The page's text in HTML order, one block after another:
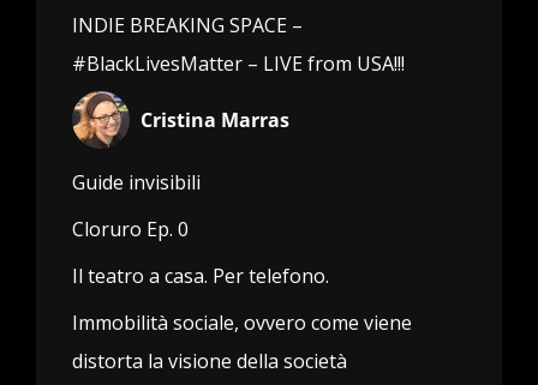
INDIE BREAKING SPACE –
#BlackLivesMatter – LIVE from USA!!!
Cristina Marras
Guide invisibili
Cloruro Ep. 0
Il teatro a casa. Per telefono.
Immobilità sociale, ovvero come viene
distorta la visione della società